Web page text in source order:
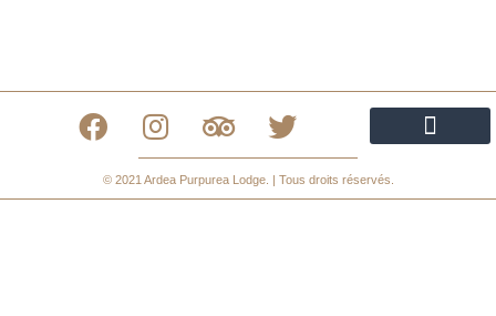
© 2021 Ardea Purpurea Lodge. | Tous droits réservés.